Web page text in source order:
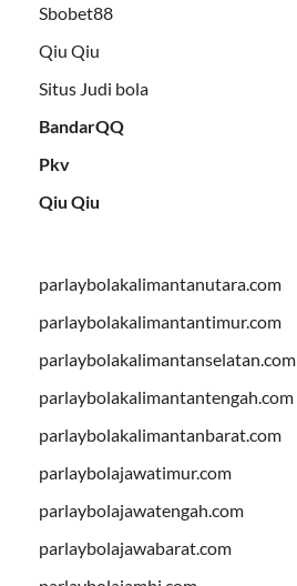
Sbobet88
Qiu Qiu
Situs Judi bola
BandarQQ
Pkv
Qiu Qiu
parlaybolakalimantanutara.com
parlaybolakalimantantimur.com
parlaybolakalimantanselatan.com
parlaybolakalimantantengah.com
parlaybolakalimantanbarat.com
parlaybolajawatimur.com
parlaybolajawatengah.com
parlaybolajawabarat.com